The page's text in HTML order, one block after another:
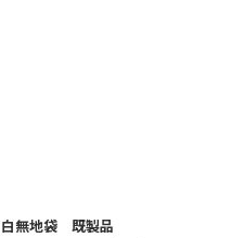
白無地袋 既製品